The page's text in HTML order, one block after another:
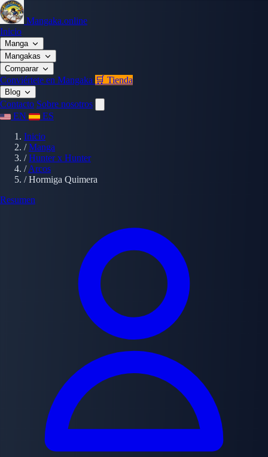
Mangaka.online
Inicio
Manga
Mangakas
Comparar
Conviértete en Mangaka 🛒 Tienda
Blog
Contacto Sobre nosotros
EN
ES
Inicio
/ Manga
/ Hunter x Hunter
/ Arcos
/ Hormiga Quimera
Resumen